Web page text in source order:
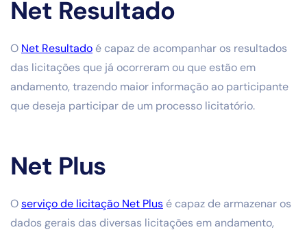
Net Resultado
O Net Resultado é capaz de acompanhar os resultados
das licitações que já ocorreram ou que estão em
andamento, trazendo maior informação ao participante
que deseja participar de um processo licitatório.
Net Plus
Oserviço de licitação Net Plus é capaz de armazenar os
dados gerais das diversas licitações em andamento,